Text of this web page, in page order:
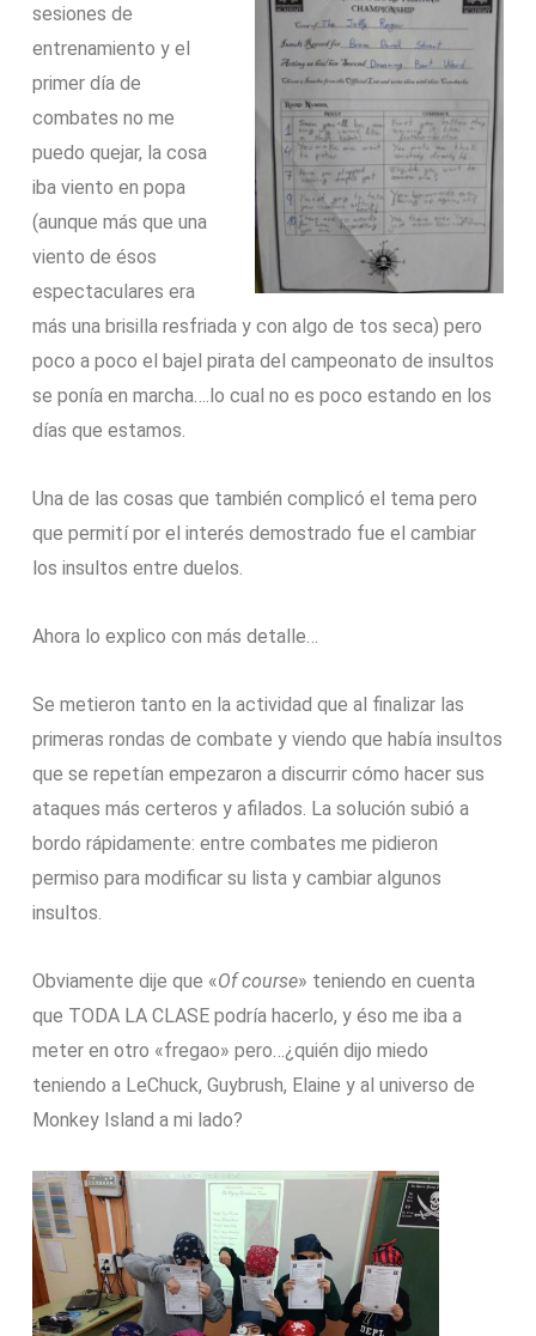
sesiones de
entrenamiento y el
primer día de
combates no me
puedo quejar, la cosa
iba viento en popa
(aunque más que una
viento de ésos
espectaculares era
más una brisilla resfriada y con algo de tos seca) pero
poco a poco el bajel pirata del campeonato de insultos
se ponía en marcha….lo cual no es poco estando en los
días que estamos.
Una de las cosas que también complicó el tema pero
que permití por el interés demostrado fue el cambiar
los insultos entre duelos.
Ahora lo explico con más detalle…
Se metieron tanto en la actividad que al finalizar las
primeras rondas de combate y viendo que había insultos
que se repetían empezaron a discurrir cómo hacer sus
ataques más certeros y afilados. La solución subió a
bordo rápidamente: entre combates me pidieron
permiso para modificar su lista y cambiar algunos
insultos.
Obviamente dije que «Of course» teniendo en cuenta
que TODA LA CLASE podría hacerlo, y éso me iba a
meter en otro «fregao» pero…¿quién dijo miedo
teniendo a LeChuck, Guybrush, Elaine y al universo de
Monkey Island a mi lado?